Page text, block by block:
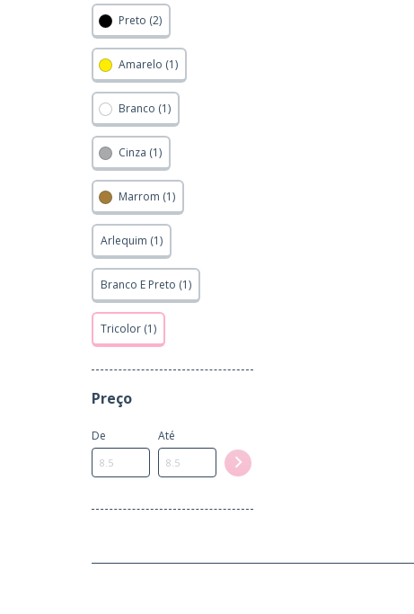
Preto (2)
Amarelo (1)
Branco (1)
Cinza (1)
Marrom (1)
Arlequim (1)
Branco E Preto (1)
Tricolor (1)
Preço
De Até